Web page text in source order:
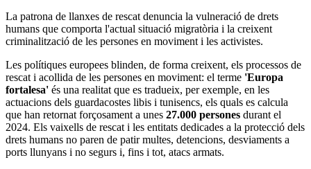
La patrona de llanxes de rescat denuncia la vulneració de drets
humans que comporta l'actual situació migratòria i la creixent
criminalització de les persones en moviment i les activistes.
Les polítiques europees blinden, de forma creixent, els processos de
rescat i acollida de les persones en moviment: el terme 'Europa
fortalesa' és una realitat que es tradueix, per exemple, en les
actuacions dels guardacostes libis i tunisencs, els quals es calcula
que han retornat forçosament a unes 27.000 persones durant el
2024. Els vaixells de rescat i les entitats dedicades a la protecció dels
drets humans no paren de patir multes, detencions, desviaments a
ports llunyans i no segurs i, fins i tot, atacs armats.